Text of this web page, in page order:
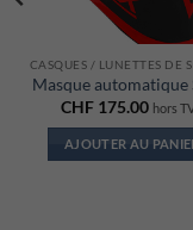
Masque automatique
CHF 175.00 hors
AJOUTER AU